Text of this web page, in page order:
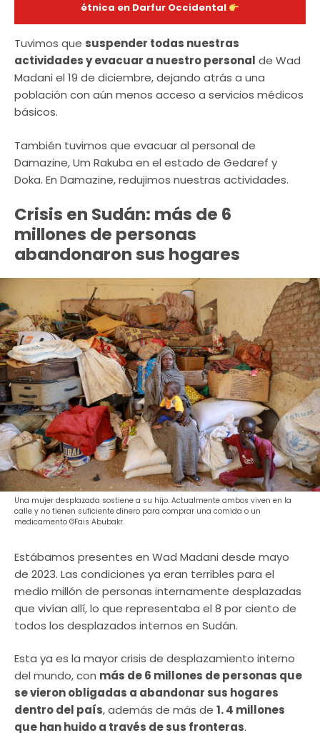
étnica en Darfur Occidental
Tuvimos que suspender todas nuestras
actividades y evacuar a nuestro personal de Wad
Madani el 19 de diciembre, dejando atrás a una
población con aún menos acceso a servicios médicos
básicos.
También tuvimos que evacuar al personal de
Damazine, Um Rakuba en el estado de Gedaref y
Doka. En Damazine, redujimos nuestras actividades.
Crisis en Sudán: más de 6
millones de personas
abandonaron sus hogares
Una mujer desplazada sostiene a su hijo. Actualmente ambos viven en la
calle y no tienen suficiente dinero para comprar una comida o un
medicamento ©Fais Abubakr.
Estábamos presentes en Wad Madani desde mayo
de 2023. Las condiciones ya eran terribles para el
medio millón de personas internamente desplazadas
que vivían allí, lo que representaba el 8 por ciento de
todos los desplazados internos en Sudán.
Esta ya es la mayor crisis de desplazamiento interno
del mundo, con más de 6 millones de personas que
se vieron obligadas a abandonar sus hogares
dentro del país, además de más de 1. 4 millones
que han huido a través de sus fronteras.